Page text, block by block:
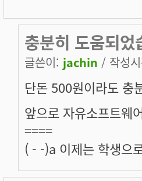
충분히 도움되었
글쓴이: jachin / 작성
단돈 500원이라도 충
앞으로 자유소프트웨
====
( - -)a 이제는 학생으